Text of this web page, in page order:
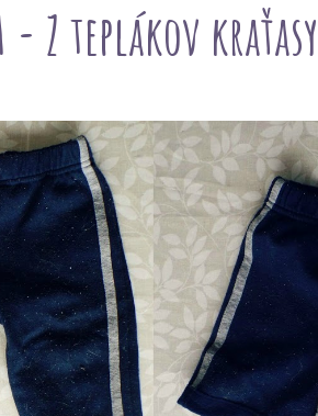
- Z teplákov kraťasy